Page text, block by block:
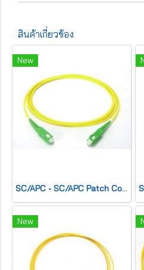
สินค้าเกี่ยวข้อง
New
SC/APC - SC/APC Patch Cord, Simplex(SM) 2.0mm,G.657A2, LSZH
New